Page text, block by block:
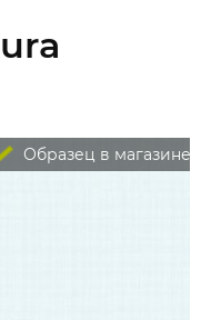
Образец в магазине